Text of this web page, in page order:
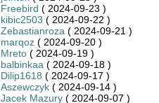
Freebird ( 2024-09-23 )
kibic2503 ( 2024-09-22 )
Zebastianroza ( 2024-09-21 )
marqoz( 2024-09-20 )
Mreto( 2024-09-19 )
balbinkaa ( 2024-09-18 )
Dilip1618 ( 2024-09-17 )
Aszewczyk( 2024-09-14 )
Jacek Mazury( 2024-09-07 )